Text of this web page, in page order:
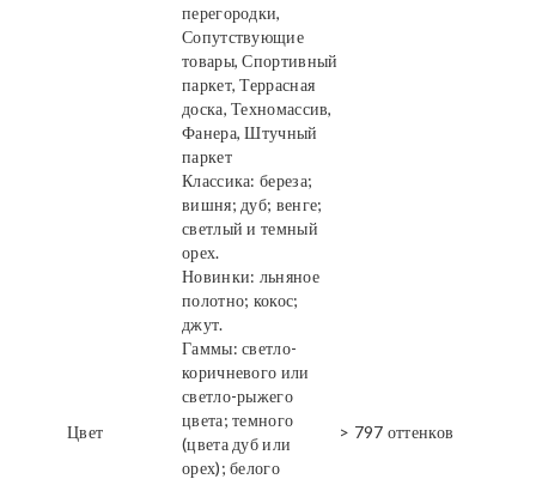
перегородки,
Сопутствующие
товары, Спортивный
паркет, Террасная
доска, Техномассив,
Фанера, Штучный
паркет
Цвет
Классика: береза;
вишня; дуб; венге;
светлый и темный
орех.
Новинки: льняное
полотно; кокос;
джут.
Гаммы: светло-
коричневого или
светло-рыжего
цвета; темного
(цвета дуб или
орех); белого
> 797 оттенков